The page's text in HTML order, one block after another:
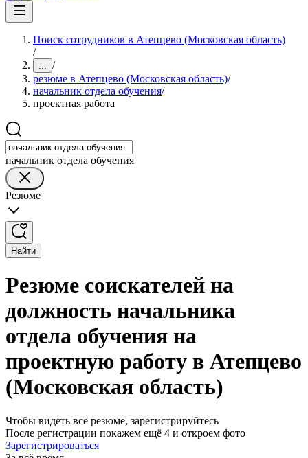
Поиск сотрудников в Атепцево (Московская область)
/
... /
резюме в Атепцево (Московская область)/
начальник отдела обучения/
проектная работа
начальник отдела обучения
Резюме
Найти
Резюме соискателей на
должность начальника
отдела обучения на
проектную работу в Атепцево
(Московская область)
Чтобы видеть все резюме, зарегистрируйтесь
После регистрации покажем ещё 4 и откроем фото
Зарегистрироваться